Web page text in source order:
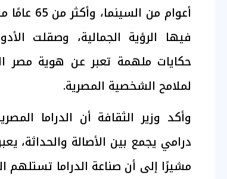
أعوام من
فيها الرؤية الجمالية، وصقلت
حكايات ملهمة تعبر عن هوية مصر
لملامح الشخصية المصرية.
وأكد وزير الثقافة أن الدراما
درامي يجمع بين الأصالة والحداثة،
مشيرًا إلى أن صناعة الدراما تستلهم